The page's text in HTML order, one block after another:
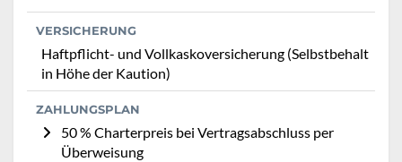
VERSICHERUNG
Haftpflicht- und Vollkaskoversicherung (Selbstbehalt
in Höhe der Kaution)
ZAHLUNGSPLAN
50 % Charterpreis bei Vertragsabschluss per
Überweisung